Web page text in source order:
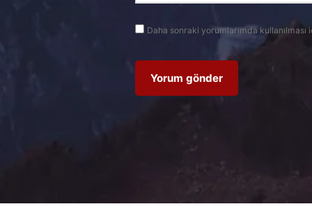
Daha sonraki yorumlarımda